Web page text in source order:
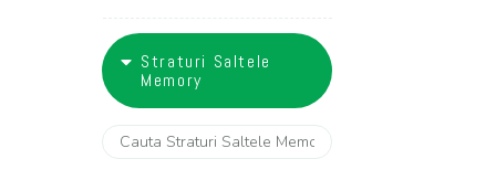
Straturi Saltele
Memory